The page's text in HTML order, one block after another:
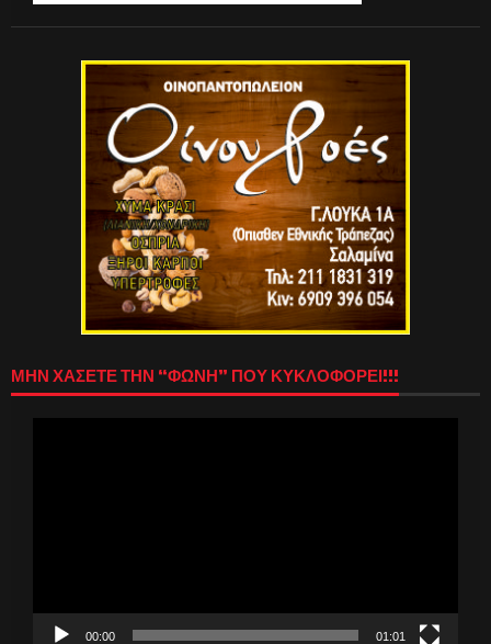
ΜΗΝ ΧΑΣΕΤΕ ΤΗΝ “ΦΩΝΗ” ΠΟΥ ΚΥΚΛΟΦΟΡΕΙ!!!
00:00 01:01